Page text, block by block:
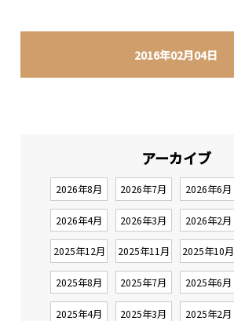
2016年02月04日
アーカイブ
2026年8月 2026年7月 2026年6月
2026年4月 2026年3月 2026年2月
2025年12月 2025年11月 2025年10月
2025年8月 2025年7月 2025年6月
2025年4月 2025年3月 2025年2月